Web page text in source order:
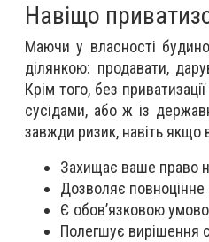
Навіщо
Маючи у власності
ділянкою: продавати,
Крім того, без
сусідами, або ж із
завжди ризик, навіть якщо
Захищає ваше право
Дозволяє
Є обов’язковою
Полегшує вирішення